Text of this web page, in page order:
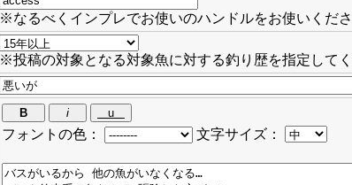
※なるべくインプレでお使いのハンドルをお使いくださ
※投稿の対象となる対象魚に対する釣り歴を指定してく
フォントの色： 文字サイズ：